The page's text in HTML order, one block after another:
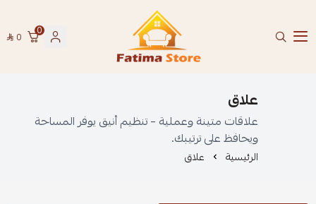
فاطمة ستور Fatima Store
0
0
علاق
علاقات متينة وعملية – تنظيم أنيق يوفر المساحة
ويحافظ على ترتيبك.
الرئيسية علاق